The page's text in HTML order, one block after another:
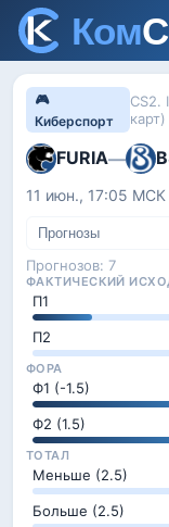
🎮
Киберспорт
CS2.
карт)
FURIA—
11 июн., 17:05 МСК
Прогнозы
Прогнозов: 7
ФАКТИЧЕСКИЙ
П1
П2
ФОРА
Ф1 (-1.5)
Ф2 (1.5)
ТОТАЛ
Меньше (2.5)
Больше (2.5)